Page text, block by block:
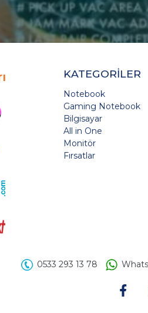
KATEGORİLER
Notebook
Gaming Notebook
Bilgisayar
All in One
Monitör
Fırsatlar
0533 293 13 78